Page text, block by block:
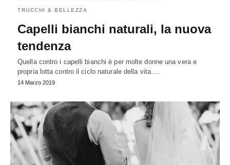
TRUCCHI & BELLEZZA
Capelli bianchi naturali, la nuova
tendenza
Quella contro i capelli bianchi è per molte donne una vera e
propria lotta contro il ciclo naturale della vita.…
14 Marzo 2019